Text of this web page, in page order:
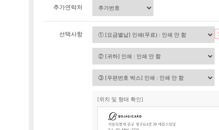
추가연락처
선택사항
[위치 및 형태 확인]